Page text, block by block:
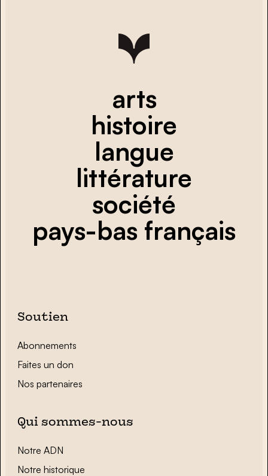
arts
histoire
langue
littérature
société
pays-bas français
Soutien
Abonnements
Faites un don
Nos partenaires
Qui sommes-nous
Notre ADN
Notre historique